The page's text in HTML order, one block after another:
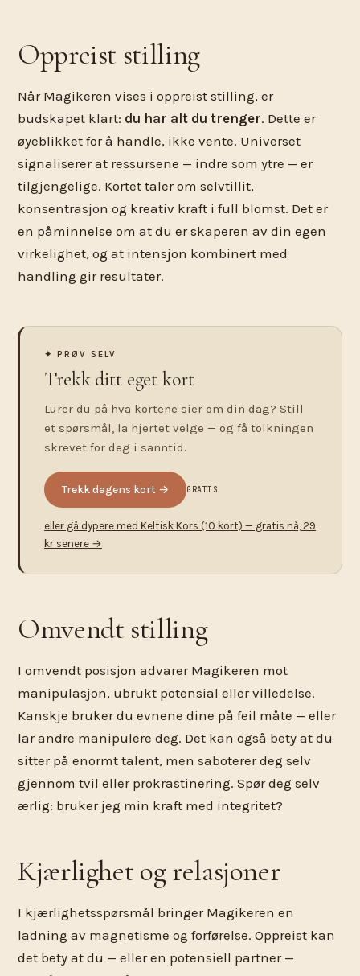
Oppreist stilling
Når Magikeren vises i oppreist stilling, er
budskapet klart: du har alt du trenger. Dette er
øyeblikket for å handle, ikke vente. Universet
signaliserer at ressursene — indre som ytre — er
tilgjengelige. Kortet taler om selvtillit,
konsentrasjon og kreativ kraft i full blomst. Det er
en påminnelse om at du er skaperen av din egen
virkelighet, og at intensjon kombinert med
handling gir resultater.
✦ PRØV SELV
Trekk ditt eget kort
Lurer du på hva kortene sier om din dag? Still
et spørsmål, la hjertet velge — og få tolkningen
skrevet for deg i sanntid.
Trekk dagens kort → GRATIS
eller gå dypere med Keltisk Kors (10 kort) — gratis nå, 29
kr senere →
Omvendt stilling
I omvendt posisjon advarer Magikeren mot
manipulasjon, ubrukt potensial eller villedelse.
Kanskje bruker du evnene dine på feil måte — eller
lar andre manipulere deg. Det kan også bety at du
sitter på enormt talent, men saboterer deg selv
gjennom tvil eller prokrastinering. Spør deg selv
ærlig: bruker jeg min kraft med integritet?
Kjærlighet og relasjoner
I kjærlighetsspørsmål bringer Magikeren en
ladning av magnetisme og forførelse. Oppreist kan
det bety at du — eller en potensiell partner —